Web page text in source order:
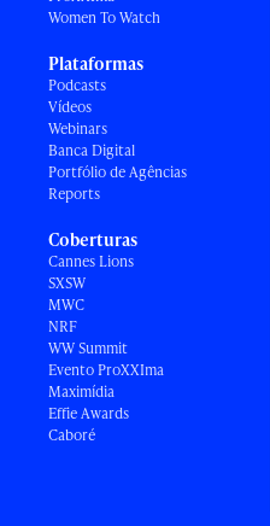
Women To Watch
Plataformas
Podcasts
Vídeos
Webinars
Banca Digital
Portfólio de Agências
Reports
Coberturas
Cannes Lions
SXSW
MWC
NRF
WW Summit
Evento ProXXIma
Maximídia
Effie Awards
Caboré